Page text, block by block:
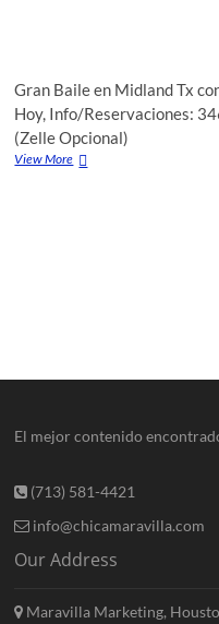
Gran Baile en Midland Tx
Hoy, Info/Reservaciones:
(Zelle Opcional)
View More
El mejor contenido
(713) 581-4421
info@chicamaravilla.com
Our Address
Maravilla Marketing,